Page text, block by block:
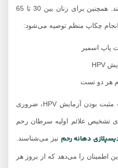
آزمایش پاپ اسمیر انجام بدهند. همچنین برای زنان بین 30 تا 65
چکاپ منظم توصیه می‌شود:
اسمیر
دو تست
آزمایش پاپ اسمیر در صورت مثبت بودن آزمایش HPV، ضروری
علائم اولیه سرطان رحم
دهانه رحمنیز می‌شناسند.
را می‌دهد که از بروز هر